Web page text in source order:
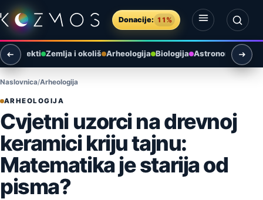
Preskoči na sadržaj
Donacije: 11%
Otvori izbornik
Otvori pretragu
objekti Zemlja i okoliš Arheologija Biologija Astronomija u
Naslovnica Arheologija
ARHEOLOGIJA
Cvjetni uzorci na drevnoj
keramici kriju tajnu:
Matematika je starija od
pisma?